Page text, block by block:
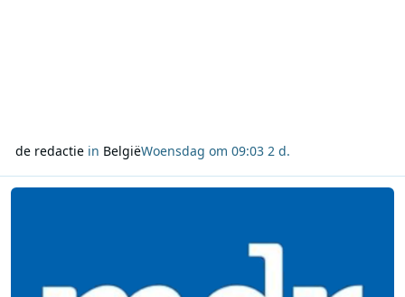
de redactiein BelgiëWoensdag om 09:03 2 d.
Lees meer over MDR schakelt in Duitsland vanaf september